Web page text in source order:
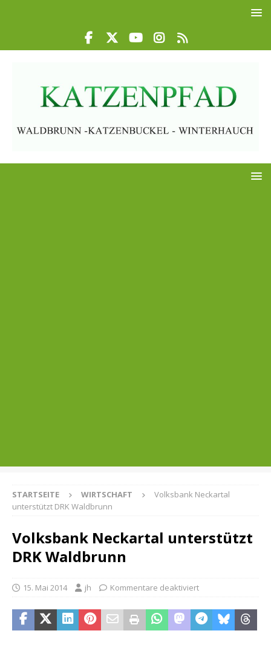
STARTSEITE WIRTSCHAFT
Volksbank Neckartal
unterstützt DRK Waldbrunn
Volksbank Neckartal unterstützt
DRK Waldbrunn
15. Mai 2014 jh Kommentare deaktiviert